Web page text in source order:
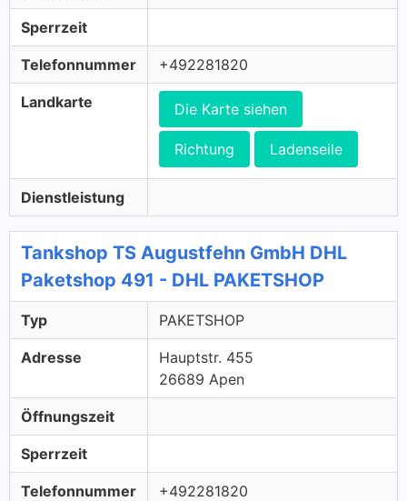
Sperrzeit
Telefonnummer +492281820
Landkarte Die Karte siehen
Richtung Ladenseile
Dienstleistung
Tankshop TS Augustfehn GmbH DHL
Paketshop 491 - DHL PAKETSHOP
Typ PAKETSHOP
Adresse
Hauptstr. 455
26689 Apen
Öffnungszeit
Sperrzeit
Telefonnummer +492281820